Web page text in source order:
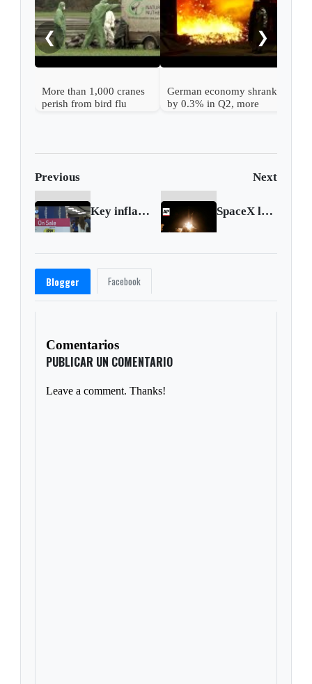
❮
More than 1,000 cranes
perish from bird flu
German economy shrank
by 0.3% in Q2, more
❯
Previous Next
Key inflation report shows lower-than-expected 2.4% rate in November SpaceX launches 30 payloads on Falcon 9 rocket from Vandenburg Space Force Base
Blogger Facebook
Comentarios
PUBLICAR UN COMENTARIO
Leave a comment. Thanks!